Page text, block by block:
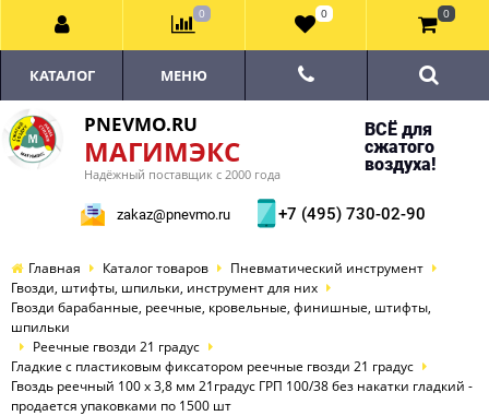
PNEVMO.RU
МАГИМЭКС
Надёжный поставщик с 2000 года
ВСЁ для
сжатого
воздуха!
zakaz@pnevmo.ru +7 (495) 730-02-90
КАТАЛОГ МЕНЮ
Главная Каталог товаров
Пневматический инструмент
Гвозди, штифты, шпильки, инструмент для них
Гвозди барабанные, реечные, кровельные, финишные, штифты,
шпильки
Реечные гвозди 21 градус
Гладкие с пластиковым фиксатором реечные гвозди 21 градус
Гвоздь реечный 100 х 3,8 мм 21градус ГРП 100/38 без накатки гладкий -
продается упаковками по 1500 шт
0 0 0